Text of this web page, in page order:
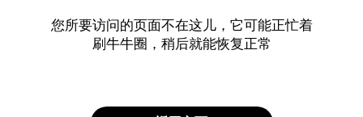
您所要访问的页面不在这儿，它可能正忙着
刷牛牛圈，稍后就能恢复正常